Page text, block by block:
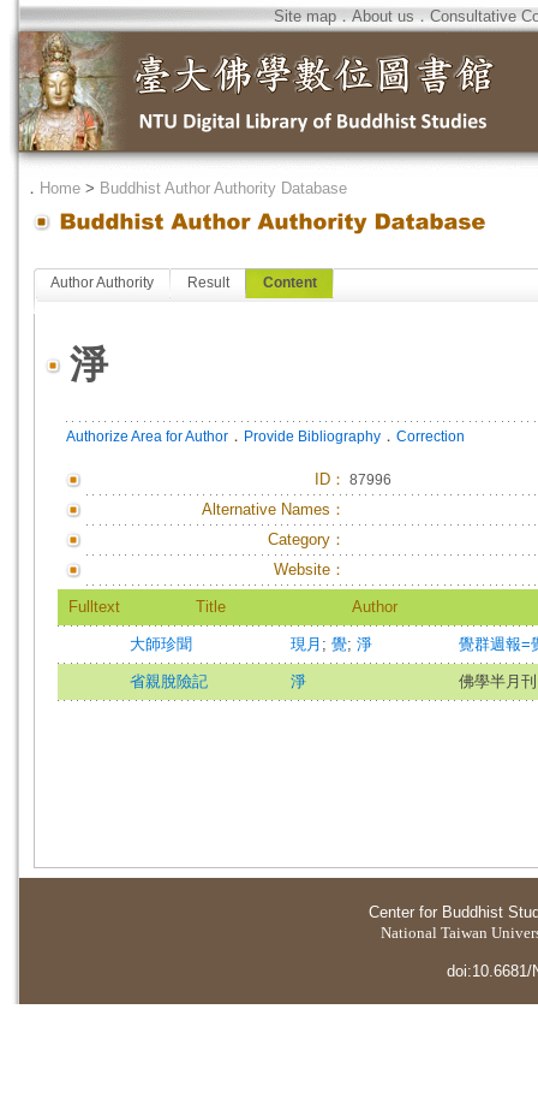
Site map．About us．Consultative
． Home > Buddhist Author Authority Database
Author Authority Result Content
淨
Authorize Area for Author ． Provide Bibliography ． Correction
ID ： 87996
Alternative Names：
Category：
Website：
Fulltext Title Author
大師珍聞 現月 ; 覺; 淨 覺群週報=
省親脫險記 淨 佛學半月刊
Center for Buddhist
National Taiwan
doi:10.6681/